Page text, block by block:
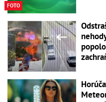
FOTO